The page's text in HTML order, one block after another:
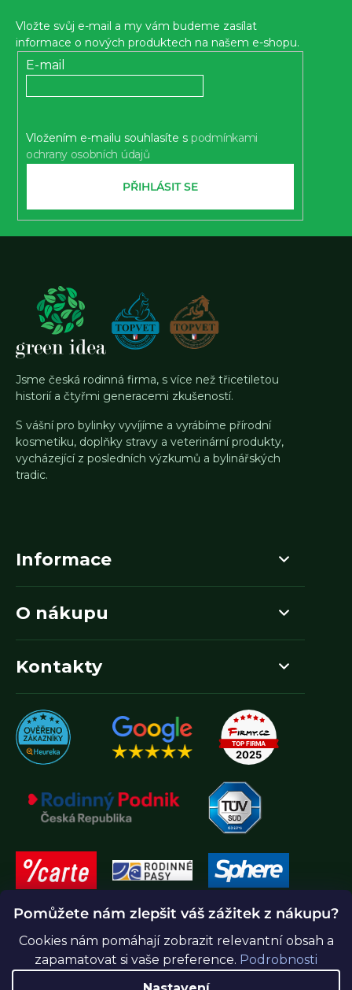
Pomůžete nám zlepšit váš zážitek z nákupu?
Cookies nám pomáhají zobrazit relevantní obsah a
zapamatovat si vaše preference. Podrobnosti
Vložte svůj e-mail a my vám budeme zasílat
informace o nových produktech na našem e-shopu.
E-mail
Vložením e-mailu souhlasíte s podmínkami
ochrany osobních údajů
PŘIHLÁSIT SE
Jsme česká rodinná firma, s více než třicetiletou
historií a čtyřmi generacemi zkušeností.
S vášní pro bylinky vyvíjíme a vyrábíme přírodní
kosmetiku, doplňky stravy a veterinární produkty,
vycházející z posledních výzkumů a bylinářských
tradic.
Informace
O nákupu
Kontakty